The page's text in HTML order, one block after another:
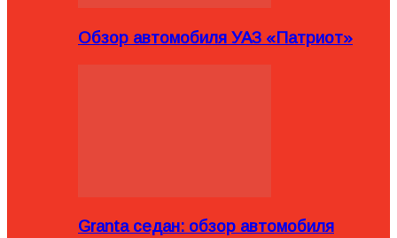
Обзор автомобиля УАЗ «Патриот»
Granta седан: обзор автомобиля